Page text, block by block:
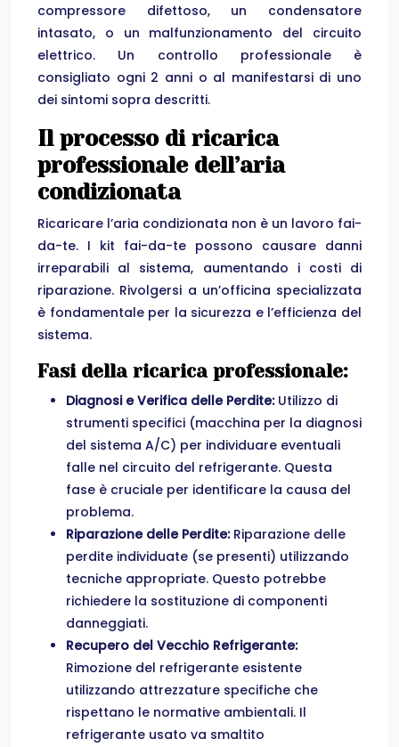
compressore difettoso, un condensatore
intasato, o un malfunzionamento del circuito
elettrico. Un controllo professionale è
consigliato ogni 2 anni o al manifestarsi di uno
dei sintomi sopra descritti.
Il processo di ricarica
professionale dell’aria
condizionata
Ricaricare l’aria condizionata non è un lavoro fai-
da-te. I kit fai-da-te possono causare danni
irreparabili al sistema, aumentando i costi di
riparazione. Rivolgersi a un’officina specializzata
è fondamentale per la sicurezza e l’efficienza del
sistema.
Fasi della ricarica professionale:
Diagnosi e Verifica delle Perdite: Utilizzo di
strumenti specifici (macchina per la diagnosi
del sistema A/C) per individuare eventuali
falle nel circuito del refrigerante. Questa
fase è cruciale per identificare la causa del
problema.
Riparazione delle Perdite: Riparazione delle
perdite individuate (se presenti) utilizzando
tecniche appropriate. Questo potrebbe
richiedere la sostituzione di componenti
danneggiati.
Recupero del Vecchio Refrigerante:
Rimozione del refrigerante esistente
utilizzando attrezzature specifiche che
rispettano le normative ambientali. Il
refrigerante usato va smaltito